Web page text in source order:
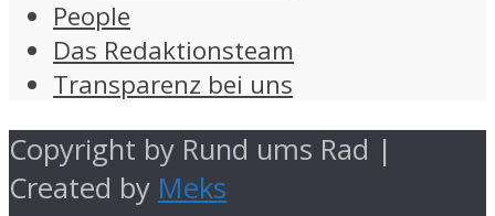
People
Das Redaktionsteam
Transparenz bei uns
Copyright by Rund ums Rad |
Created by Meks